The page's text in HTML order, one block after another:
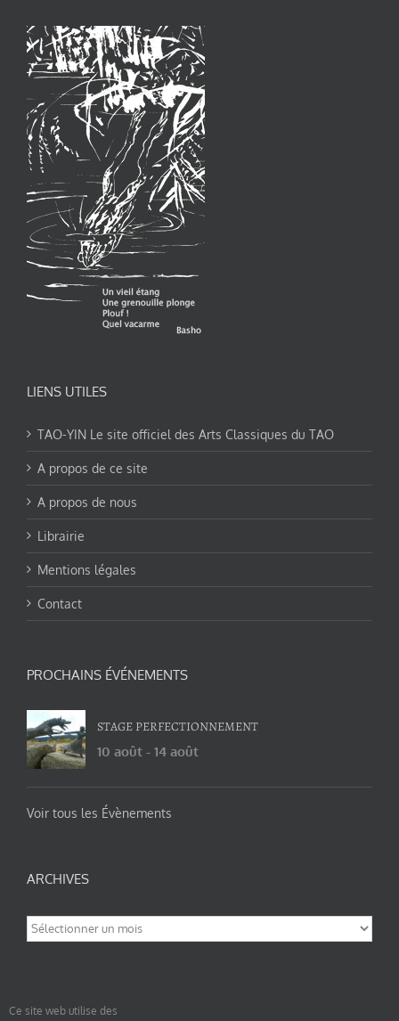
LIENS UTILES
TAO-YIN Le site officiel des Arts Classiques du TAO
A propos de ce site
A propos de nous
Librairie
Mentions légales
Contact
PROCHAINS ÉVÉNEMENTS
STAGE PERFECTIONNEMENT
10 août - 14 août
Voir tous les Évènements
ARCHIVES
Archives
Ce site web utilise des